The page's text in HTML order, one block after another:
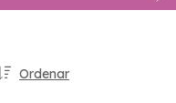
Ordenar